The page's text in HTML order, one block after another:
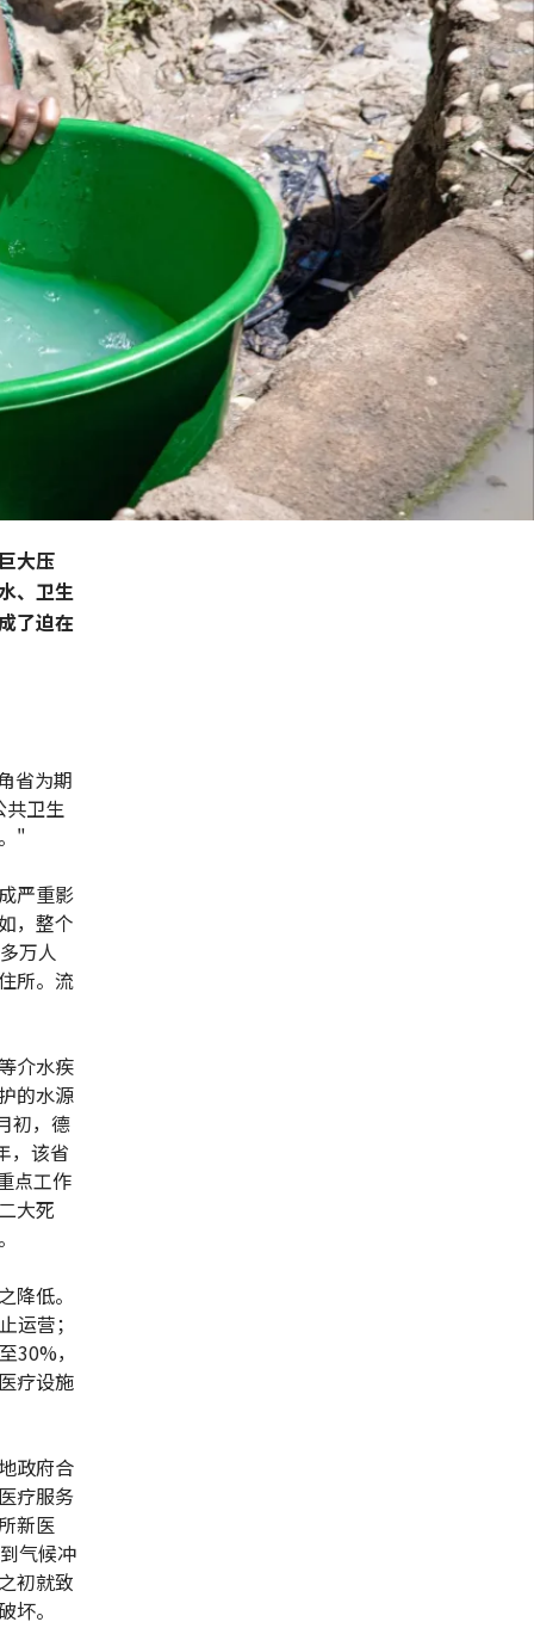
大压
、卫生
了迫在
省为期
卫生
"
严重影
，整个
万人
所。流
介水疾
的水源
初，德
，该省
点工作
大死
低。
运营；
30%，
疗设施
政府合
疗服务
新医
气候冲
初就致
。